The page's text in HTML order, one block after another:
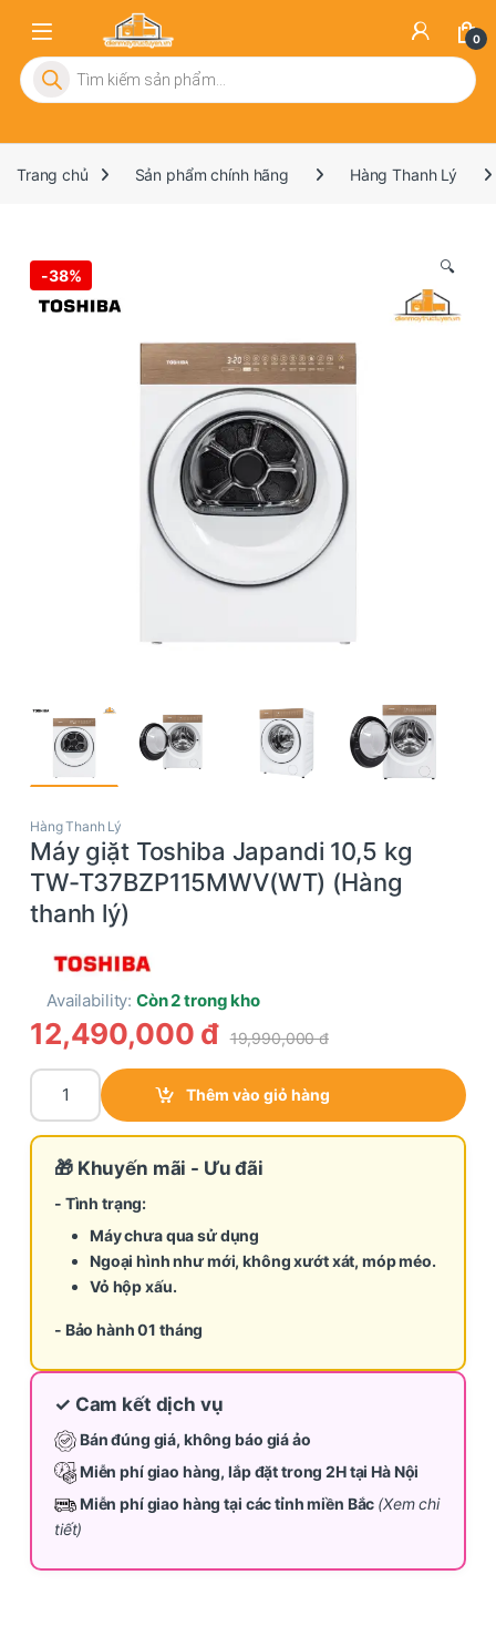
0
Tìm kiếm sản phẩm
Trang chủ Sản phẩm chính hãng Hàng Thanh Lý
-38% 🔍
Hàng Thanh Lý
Máy giặt Toshiba Japandi 10,5 kg
TW-T37BZP115MWV(WT) (Hàng
thanh lý)
Availability:Còn 2 trong kho
12,490,000 đ 19,990,000đ
Máy giặt Toshiba Japandi 10,5 kg TW-T37BZP115MWV(WT)
Thêm vào giỏ hàng
🎁 Khuyến mãi - Ưu đãi
- Tình trạng:
Máy chưa qua sử dụng
Ngoại hình như mới, không xướt xát, móp méo.
Vỏ hộp xấu.
- Bảo hành 01 tháng
✓ Cam kết dịch vụ
Bán đúng giá, không báo giá ảo
Miễn phí giao hàng, lắp đặt trong 2H tại Hà Nội
Miễn phí giao hàng tại các tỉnh miền Bắc (Xem chi
tiết)